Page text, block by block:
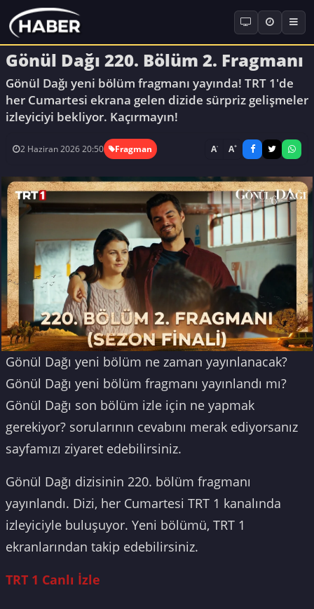
Gönül Dağı 220. Bölüm 2. Fragmanı
Gönül Dağı yeni bölüm fragmanı yayında! TRT 1'de
her Cumartesi ekrana gelen dizide sürpriz gelişmeler
izleyiciyi bekliyor. Kaçırmayın!
2 Haziran 2026 20:50 Fragman A- A+
Gönül Dağı yeni bölüm ne zaman yayınlanacak?
Gönül Dağı yeni bölüm fragmanı yayınlandı mı?
Gönül Dağı son bölüm izle için ne yapmak
gerekiyor? sorularının cevabını merak ediyorsanız
sayfamızı ziyaret edebilirsiniz.
Gönül Dağı dizisinin 220. bölüm fragmanı
yayınlandı. Dizi, her Cumartesi TRT 1 kanalında
izleyiciyle buluşuyor. Yeni bölümü, TRT 1
ekranlarından takip edebilirsiniz.
TRT 1 Canlı İzle